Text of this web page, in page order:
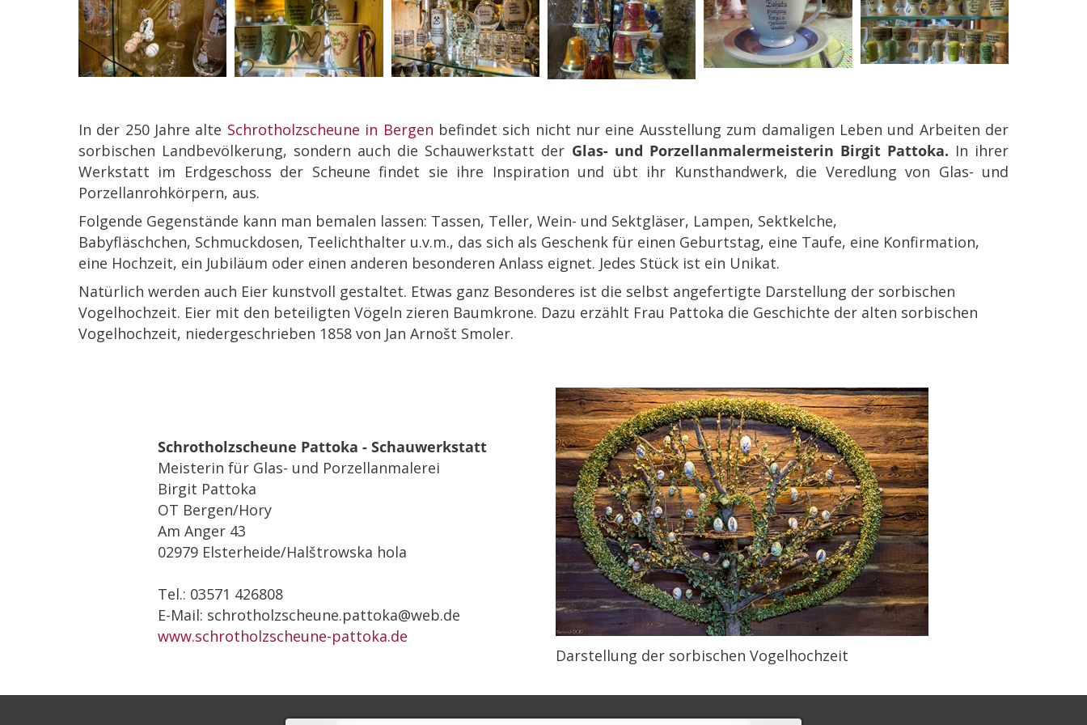
In der 250 Jahre alte Schrotholzscheune in Bergen befindet sich nicht nur eine Ausstellung zum damaligen Leben und Arbeiten der
sorbischen Landbevölkerung, sondern auch die Schauwerkstatt der Glas- und Porzellanmalermeisterin Birgit Pattoka. In ihrer
Werkstatt im Erdgeschoss der Scheune findet sie ihre Inspiration und übt ihr Kunsthandwerk, die Veredlung von Glas- und
Porzellanrohkörpern, aus.
Folgende Gegenstände kann man bemalen lassen: Tassen, Teller, Wein- und Sektgläser, Lampen, Sektkelche,
Babyfläschchen, Schmuckdosen, Teelichthalter u.v.m., das sich als Geschenk für einen Geburtstag, eine Taufe, eine Konfirmation,
eine Hochzeit, ein Jubiläum oder einen anderen besonderen Anlass eignet. Jedes Stück ist ein Unikat.
Natürlich werden auch Eier kunstvoll gestaltet. Etwas ganz Besonderes ist die selbst angefertigte Darstellung der sorbischen
Vogelhochzeit. Eier mit den beteiligten Vögeln zieren Baumkrone. Dazu erzählt Frau Pattoka die Geschichte der alten sorbischen
Vogelhochzeit, niedergeschrieben 1858 von Jan Arnošt Smoler.
Schrotholzscheune Pattoka - Schauwerkstatt
Meisterin für Glas- und Porzellanmalerei
Birgit Pattoka
OT Bergen/Hory
Am Anger 43
02979 Elsterheide/Halštrowska hola
Tel.: 03571 426808
E-Mail: schrotholzscheune.pattoka@web.de
www.schrotholzscheune-pattoka.de
Darstellung der sorbischen Vogelhochzeit